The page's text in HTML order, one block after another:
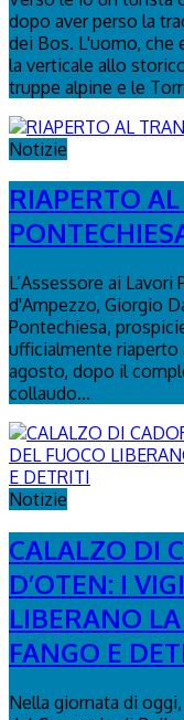
dopo aver perso la
dei Bos. L'uomo,
la verticale allo
truppe alpine e le
Notizie
RIAPERTO
L’Assessore ai
d'Ampezzo, Giorgio
Pontechiesa,
ufficialmente riaperto
agosto, dopo il
collaudo...
Notizie
CALALZO DI
D’OTEN: I
LIBERANO
FANGO E
Nella giornata di